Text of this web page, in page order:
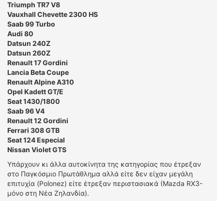
Triumph TR7 V8
Vauxhall Chevette 2300 HS
Saab 99 Turbo
Audi 80
Datsun 240Z
Datsun 260Z
Renault 17 Gordini
Lancia Beta Coupe
Renault Alpine A310
Opel Kadett GT/E
Seat 1430/1800
Saab 96 V4
Renault 12 Gordini
Ferrari 308 GTB
Seat 124 Especial
Nissan Violet GTS
Υπάρχουν κι άλλα αυτοκίνητα της κατηγορίας που έτρεξαν
στο Παγκόσμιο Πρωτάθλημα αλλά είτε δεν είχαν μεγάλη
επιτυχία (Polonez) είτε έτρεξαν περιστασιακά (Μazda RX3-
μόνο στη Νέα Ζηλανδία).